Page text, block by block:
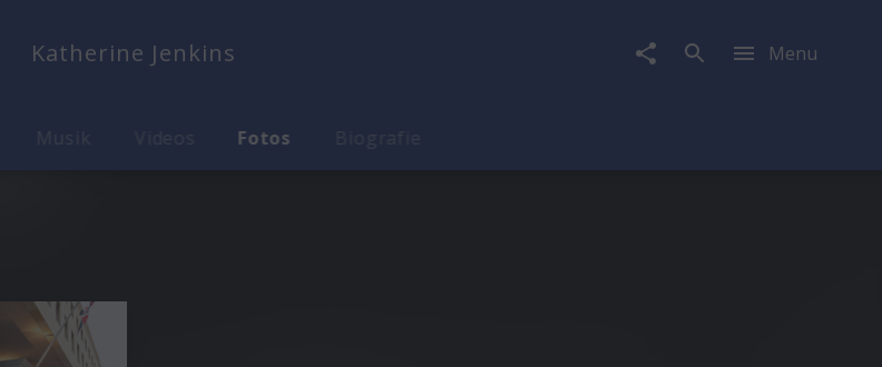
Katherine Jenkins Menu
Musik Fotos Biografie